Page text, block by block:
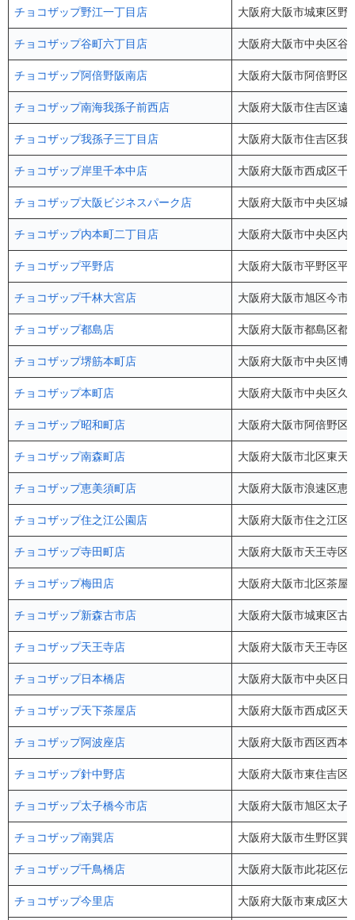
チョコザップ野江一丁目店 大阪府大阪市城東区
チョコザップ谷町六丁目店 大阪府大阪市中央区
チョコザップ阿倍野阪南店 大阪府大阪市阿倍野
チョコザップ南海我孫子前西店 大阪府大阪市住吉区
チョコザップ我孫子三丁目店 大阪府大阪市住吉区
チョコザップ岸里千本中店 大阪府大阪市西成区
チョコザップ大阪ビジネスパーク店 大阪府大阪市中央区
チョコザップ内本町二丁目店 大阪府大阪市中央区
チョコザップ平野店 大阪府大阪市平野区
チョコザップ千林大宮店 大阪府大阪市旭区今
チョコザップ都島店 大阪府大阪市都島区
チョコザップ堺筋本町店 大阪府大阪市中央区
チョコザップ本町店 大阪府大阪市中央区
チョコザップ昭和町店 大阪府大阪市阿倍野
チョコザップ南森町店 大阪府大阪市北区東
チョコザップ恵美須町店 大阪府大阪市浪速区
チョコザップ住之江公園店 大阪府大阪市住之江
チョコザップ寺田町店 大阪府大阪市天王寺
チョコザップ梅田店 大阪府大阪市北区茶
チョコザップ新森古市店 大阪府大阪市城東区
チョコザップ天王寺店 大阪府大阪市天王寺
チョコザップ日本橋店 大阪府大阪市中央区
チョコザップ天下茶屋店 大阪府大阪市西成区
チョコザップ阿波座店 大阪府大阪市西区西
チョコザップ針中野店 大阪府大阪市東住吉
チョコザップ太子橋今市店 大阪府大阪市旭区太
チョコザップ南巽店 大阪府大阪市生野区
チョコザップ千鳥橋店 大阪府大阪市此花区
チョコザップ今里店 大阪府大阪市東成区